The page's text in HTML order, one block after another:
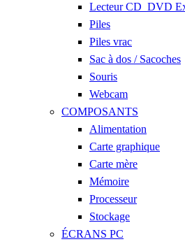
Lecteur CD_DVD
Piles
Piles vrac
Sac à dos / Sacoches
Souris
Webcam
COMPOSANTS
Alimentation
Carte graphique
Carte mère
Mémoire
Processeur
Stockage
ÉCRANS PC